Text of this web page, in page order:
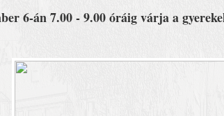
6-án 7.00 - 9.00 óráig várja a